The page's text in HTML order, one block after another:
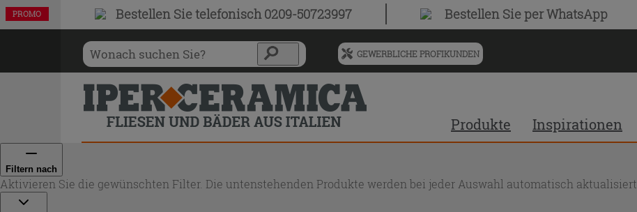
Bestellen Sietelefonisch 0209-50723997 Bestellen Sieper WhatsApp
Menü
vorgeschlagenen
Siteinhalt
und
Suchprotokoll
GEWERBLICHE PROFIKUNDEN
Produkte Inspirationen
Filtern nach
Aktivieren Sie die gewünschten Filter. Die untenstehenden Produkte werden bei jeder Auswahl automatisch aktualisiert.
PROMO
PROMO
PROMO
PROMO
PROMO
PROMO
PROMO